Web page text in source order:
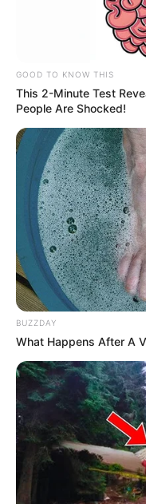
PUBLICAÇÃO RECENTE
Prefeitura entrega kits e
de trabalho a Agentes
FAÇA O SEU
FALE CONOSCO
Nome
E-mail*
Mensagem*
BUSCAR
DESTAQUES
GOOD TO KNOW THIS
This 2-Minute Test
People Are Shocked!
BUZZDAY
What Happens After A